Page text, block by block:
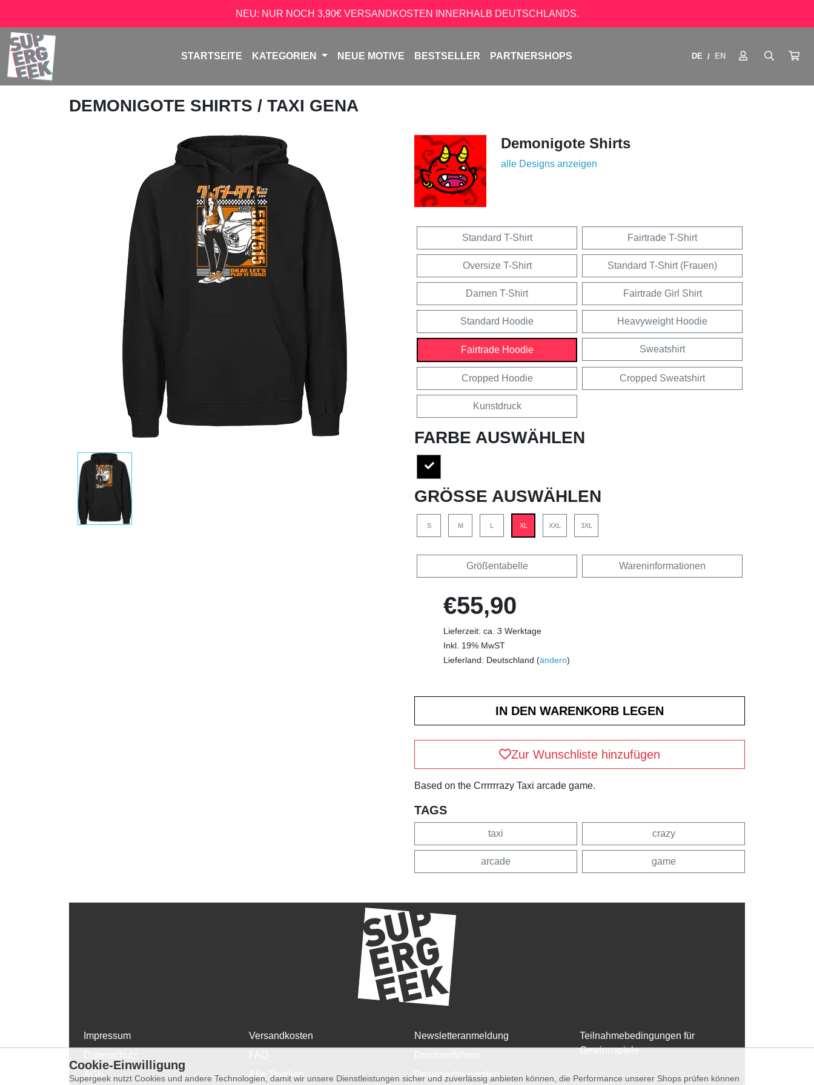
NEU: NUR NOCH 3,90€ VERSANDKOSTEN INNERHALB DEUTSCHLANDS.
STARTSEITE KATEGORIEN NEUE MOTIVE BESTSELLER PARTNERSHOPS DE / EN
DEMONIGOTE SHIRTS / TAXI GENA
Demonigote Shirts
alle Designs anzeigen
Standard T-Shirt Fairtrade T-Shirt
Oversize T-Shirt Standard T-Shirt (Frauen)
Damen T-Shirt Fairtrade Girl Shirt
Standard Hoodie Heavyweight Hoodie
Fairtrade Hoodie Sweatshirt
Cropped Hoodie Cropped Sweatshirt
Kunstdruck
FARBE AUSWÄHLEN
GRÖSSE AUSWÄHLEN
S M L XL XXL 3XL
Größentabelle Wareninformationen
€55,90
Lieferzeit: ca. 3 Werktage
Inkl. 19% MwST
Lieferland: Deutschland (ändern)
Zur Wunschliste hinzufügen
Based on the Crrrrrrazy Taxi arcade game.
TAGS
taxi crazy
arcade game
Impressum
Versandkosten
Alle Textilien
Newsletteranmeldung
Designer*in werden
Teilnahmebedingungen für
Gewinnspiele
Cookie-Einwilligung
Supergeek nutzt Cookies und andere Technologien, damit wir unsere Dienstleistungen sicher und zuverlässig anbieten können, die Performance unserer Shops prüfen können